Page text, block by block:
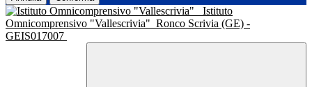
Istituto
Omnicomprensivo "Vallescrivia" Ronco Scrivia (GE) -
GEIS017007